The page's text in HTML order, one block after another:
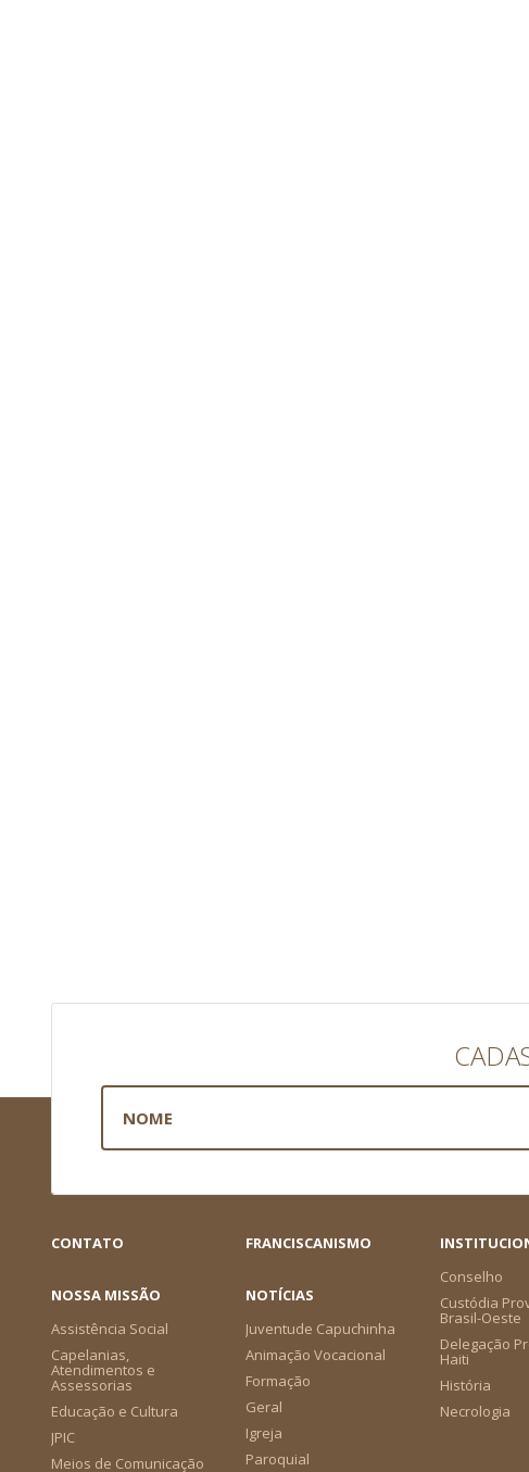
CONTATO FRANCISCANISMO
Conselho
Custódia
Brasil-Oeste
Delegação
Haiti
História
Necrologia
NOSSA MISSÃO
Assistência Social
Capelanias,
Atendimentos e
Assessorias
Educação e Cultura
JPIC
Meios de Comunicação
NOTÍCIAS
Juventude Capuchinha
Animação Vocacional
Formação
Geral
Igreja
Paroquial